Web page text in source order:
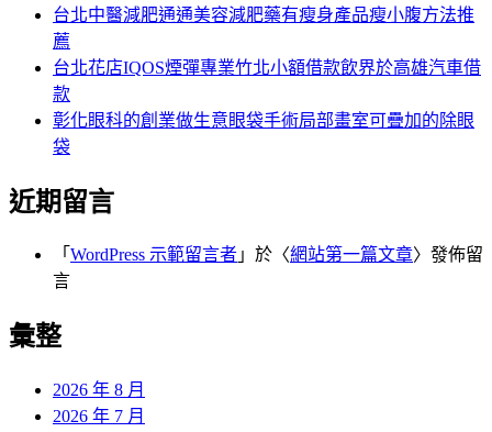
台北中醫減肥通通美容減肥藥有瘦身產品瘦小腹方法推
薦
台北花店IQOS煙彈專業竹北小額借款飲界於高雄汽車借
款
彰化眼科的創業做生意眼袋手術局部畫室可疊加的除眼
袋
近期留言
「 WordPress 示範留言者 」於〈網站第一篇文章〉發佈留
言
彙整
2026 年 8 月
2026 年 7 月